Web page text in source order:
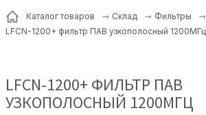
Каталог товаров Склад
Фильтры
LFCN-1200+ фильтр ПАВ узкополосный 1200МГц
LFCN-1200+ ФИЛЬТР ПАВ
УЗКОПОЛОСНЫЙ 1200МГЦ